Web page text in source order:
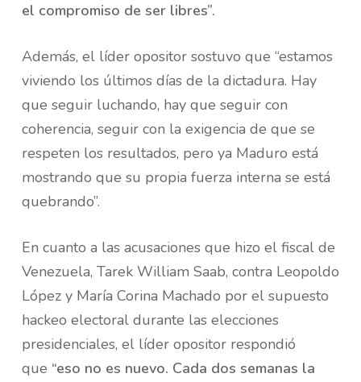
el compromiso de ser libres”.
Además, el líder opositor sostuvo que “estamos
viviendo los últimos días de la dictadura. Hay
que seguir luchando, hay que seguir con
coherencia, seguir con la exigencia de que se
respeten los resultados, pero ya Maduro está
mostrando que su propia fuerza interna se está
quebrando”.
En cuanto a las acusaciones que hizo el fiscal de
Venezuela, Tarek William Saab, contra Leopoldo
López y María Corina Machado por el supuesto
hackeo electoral durante las elecciones
presidenciales, el líder opositor respondió
que “eso no es nuevo. Cada dos semanas la